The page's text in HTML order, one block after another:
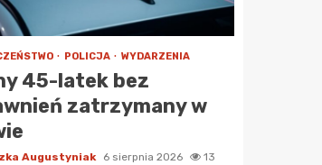
POLICJA WYDARZENIA
45-latek bez
zatrzymany w
Augustyniak 6 sierpnia 2026 13